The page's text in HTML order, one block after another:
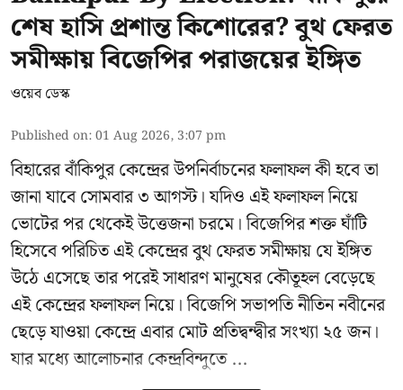
শেষ হাসি প্রশান্ত কিশোরের? বুথ ফেরত
সমীক্ষায় বিজেপির পরাজয়ের ইঙ্গিত
ওয়েব ডেস্ক
Published on:01 Aug 2026, 3:07 pm
বিহারের বাঁকিপুর কেন্দ্রের উপনির্বাচনের ফলাফল কী হবে তা
জানা যাবে সোমবার ৩ আগস্ট। যদিও এই ফলাফল নিয়ে
ভোটের পর থেকেই উত্তেজনা চরমে। বিজেপির শক্ত ঘাঁটি
হিসেবে পরিচিত এই কেন্দ্রের বুথ ফেরত সমীক্ষায় যে ইঙ্গিত
উঠে এসেছে তার পরেই সাধারণ মানুষের কৌতূহল বেড়েছে
এই কেন্দ্রের ফলাফল নিয়ে। বিজেপি সভাপতি নীতিন নবীনের
ছেড়ে যাওয়া কেন্দ্রে এবার মোট প্রতিদ্বন্দ্বীর সংখ্যা ২৫ জন।
যার মধ্যে আলোচনার কেন্দ্রবিন্দুতে ...